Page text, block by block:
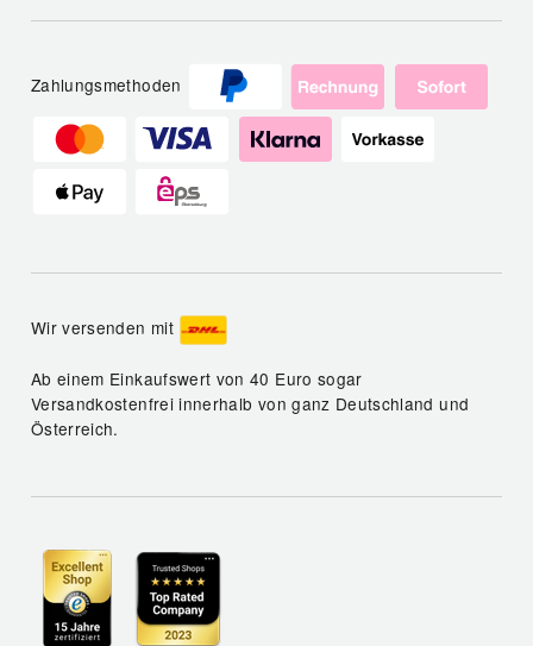
Zahlungsmethoden
Wir versenden mit
Ab einem Einkaufswert von 40 Euro sogar
Versandkostenfrei innerhalb von ganz Deutschland und
Österreich.